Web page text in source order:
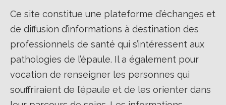
Ce site constitue une plateforme d’échanges et
de diffusion d’informations à destination des
professionnels de santé qui s’intéressent aux
pathologies de l’épaule. Il a également pour
vocation de renseigner les personnes qui
souffriraient de l’épaule et de les orienter dans